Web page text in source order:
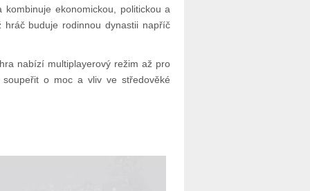
ekonomickou, politickou a
buduje rodinnou dynastii napříč
nabízí multiplayerový režim až pro
o moc a vliv ve středověké